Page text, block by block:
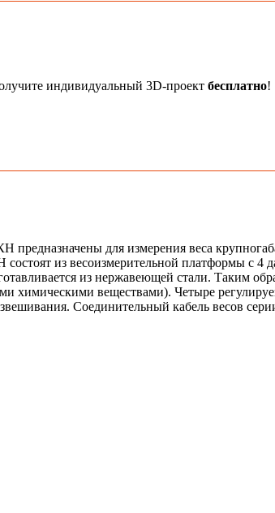
индивидуальный 3D-проект бесплатно!
для измерения веса
из весоизмерительной платформы с
из нержавеющей стали. Таким
химическими веществами). Четыре
Соединительный кабель весов